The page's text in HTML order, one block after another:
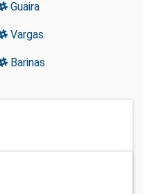
Guaira
Vargas
Barinas